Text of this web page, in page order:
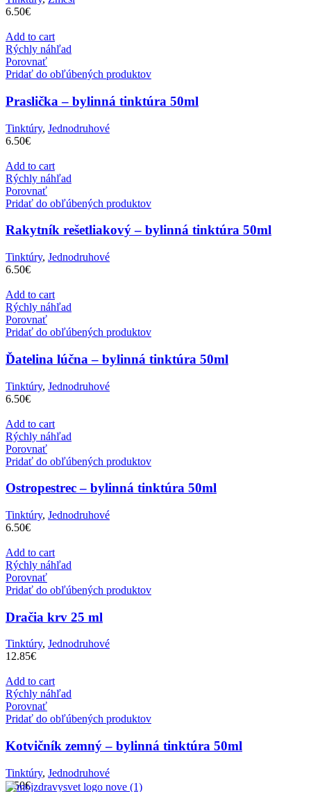
6.50€
Add to cart
Rýchly náhľad
Porovnať
Pridať do obľúbených produktov
Praslička – bylinná tinktúra 50ml
Tinktúry, Jednodruhové
6.50€
Add to cart
Rýchly náhľad
Porovnať
Pridať do obľúbených produktov
Rakytník rešetliakový – bylinná tinktúra 50ml
Tinktúry, Jednodruhové
6.50€
Add to cart
Rýchly náhľad
Porovnať
Pridať do obľúbených produktov
Ďatelina lúčna – bylinná tinktúra 50ml
Tinktúry, Jednodruhové
6.50€
Add to cart
Rýchly náhľad
Porovnať
Pridať do obľúbených produktov
Ostropestrec – bylinná tinktúra 50ml
Tinktúry, Jednodruhové
6.50€
Add to cart
Rýchly náhľad
Porovnať
Pridať do obľúbených produktov
Dračia krv 25 ml
Tinktúry, Jednodruhové
12.85€
Add to cart
Rýchly náhľad
Porovnať
Pridať do obľúbených produktov
Kotvičník zemný – bylinná tinktúra 50ml
Tinktúry, Jednodruhové
6.50€